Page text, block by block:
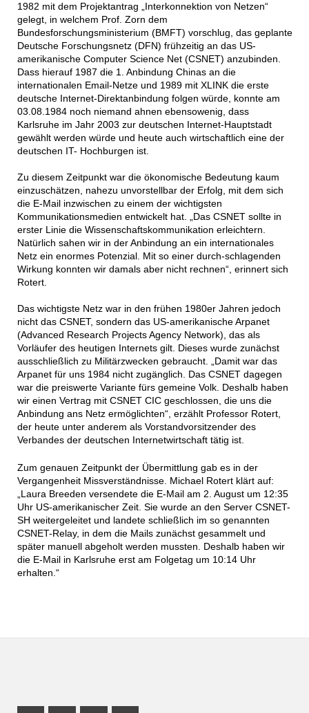
1982 mit dem Projektantrag „Interkonnektion von Netzen“
gelegt, in welchem Prof. Zorn dem
Bundesforschungsministerium (BMFT) vorschlug, das geplante
Deutsche Forschungsnetz (DFN) frühzeitig an das US-
amerikanische Computer Science Net (CSNET) anzubinden.
Dass hierauf 1987 die 1. Anbindung Chinas an die
internationalen Email-Netze und 1989 mit XLINK die erste
deutsche Internet-Direktanbindung folgen würde, konnte am
03.08.1984 noch niemand ahnen ebensowenig, dass
Karlsruhe im Jahr 2003 zur deutschen Internet-Hauptstadt
gewählt werden würde und heute auch wirtschaftlich eine der
deutschen IT- Hochburgen ist.
Zu diesem Zeitpunkt war die ökonomische Bedeutung kaum
einzuschätzen, nahezu unvorstellbar der Erfolg, mit dem sich
die E-Mail inzwischen zu einem der wichtigsten
Kommunikationsmedien entwickelt hat. „Das CSNET sollte in
erster Linie die Wissenschaftskommunikation erleichtern.
Natürlich sahen wir in der Anbindung an ein internationales
Netz ein enormes Potenzial. Mit so einer durch-schlagenden
Wirkung konnten wir damals aber nicht rechnen“, erinnert sich
Rotert.
Das wichtigste Netz war in den frühen 1980er Jahren jedoch
nicht das CSNET, sondern das US-amerikanische Arpanet
(Advanced Research Projects Agency Network), das als
Vorläufer des heutigen Internets gilt. Dieses wurde zunächst
ausschließlich zu Militärzwecken gebraucht. „Damit war das
Arpanet für uns 1984 nicht zugänglich. Das CSNET dagegen
war die preiswerte Variante fürs gemeine Volk. Deshalb haben
wir einen Vertrag mit CSNET CIC geschlossen, die uns die
Anbindung ans Netz ermöglichten“, erzählt Professor Rotert,
der heute unter anderem als Vorstandvorsitzender des
Verbandes der deutschen Internetwirtschaft tätig ist.
Zum genauen Zeitpunkt der Übermittlung gab es in der
Vergangenheit Missverständnisse. Michael Rotert klärt auf:
„Laura Breeden versendete die E-Mail am 2. August um 12:35
Uhr US-amerikanischer Zeit. Sie wurde an den Server CSNET-
SH weitergeleitet und landete schließlich im so genannten
CSNET-Relay, in dem die Mails zunächst gesammelt und
später manuell abgeholt werden mussten. Deshalb haben wir
die E-Mail in Karlsruhe erst am Folgetag um 10:14 Uhr
erhalten.“